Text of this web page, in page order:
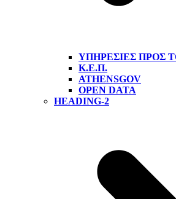
ΥΠΗΡΕΣΊΕΣ ΠΡΟΣ
Κ.Ε.Π.
ATHENSGOV
OPEN DATA
HEADING-2